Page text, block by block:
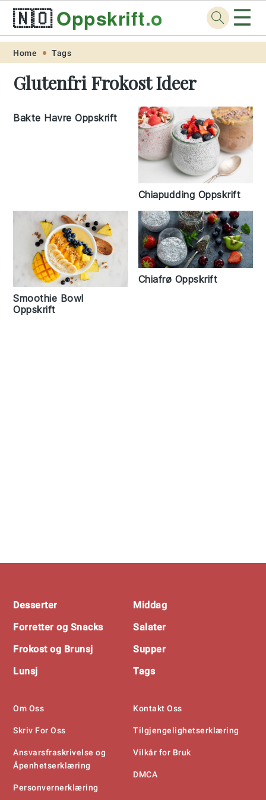
Skip
primary
Skip
main
Skip
primary
Skip
footer
🇳🇴Oppskrift.org ☰
Home Tags
Glutenfri Frokost Ideer
Bakte Havre Oppskrift
Chiapudding Oppskrift
Smoothie Bowl
Oppskrift
Chiafrø Oppskrift
Footer
Desserter
Forretter og Snacks
Frokost og Brunsj
Lunsj
Middag
Salater
Supper
Tags
Om Oss
Skriv For Oss
Ansvarsfraskrivelse og
Åpenhetserklæring
Personvernerklæring
Kontakt Oss
Tilgjengelighetserklæring
Vilkår for Bruk
DMCA